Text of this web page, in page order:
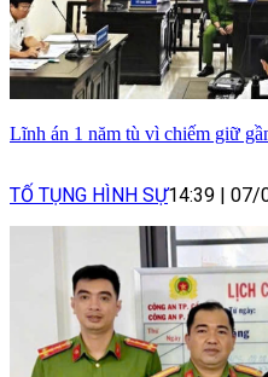
Lĩnh án 1 năm tù vì chiếm giữ
TỐ TỤNG HÌNH SỰ14:39 07/